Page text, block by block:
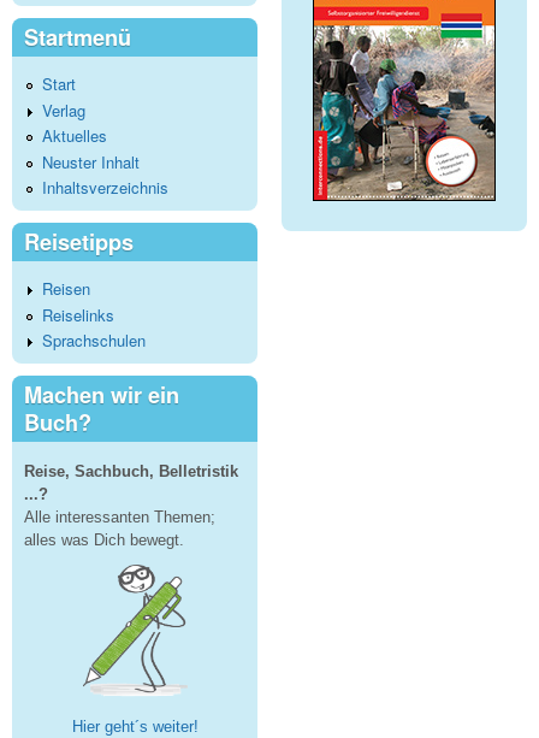
Startmenü
Start
Verlag
Aktuelles
Neuster Inhalt
Inhaltsverzeichnis
Reisetipps
Reisen
Reiselinks
Sprachschulen
Machen wir ein
Buch?
Reise, Sachbuch, Belletristik
...?
Alle interessanten Themen;
alles was Dich bewegt.
Hier geht´s weiter!